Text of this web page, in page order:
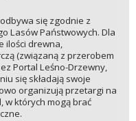
się zgodnie z
Lasów Państwowych. Dla
ilości drewna,
(związaną z przerobem
Portal Leśno-Drzewny,
się składają swoje
organizują przetargi na
w których mogą brać